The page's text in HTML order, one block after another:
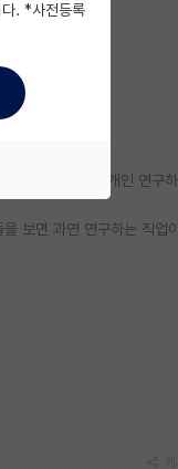
새벽까지 본인 개인 연구
보면 과연 연구하는 직업
다. *사전등록